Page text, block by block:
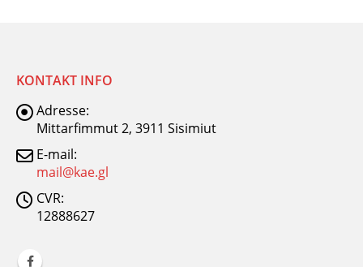
KONTAKT INFO
Adresse:
Mittarfimmut 2, 3911 Sisimiut
E-mail:
mail@kae.gl
CVR:
12888627